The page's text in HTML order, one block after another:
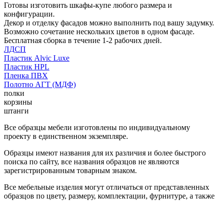
Готовы изготовить шкафы-купе любого размера и
конфигурации.
Декор и отделку фасадов можно выполнить под вашу задумку.
Возможно сочетание нескольких цветов в одном фасаде.
Бесплатная сборка в течение 1-2 рабочих дней.
ЛДСП
Пластик Alvic Luxe
Пластик HPL
Пленка ПВХ
Полотно АГТ (МДФ)
полки
корзины
штанги
Все образцы мебели изготовлены по индивидуальному
проекту в единственном экземпляре.
Образцы имеют названия для их различия и более быстрого
поиска по сайту, все названия образцов не являются
зарегистрированным товарным знаком.
Все мебельные изделия могут отличаться от представленных
образцов по цвету, размеру, комплектации, фурнитуре, а также